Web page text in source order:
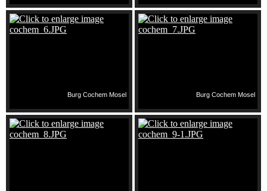
Burg Cochem Mosel Burg Cochem Mosel